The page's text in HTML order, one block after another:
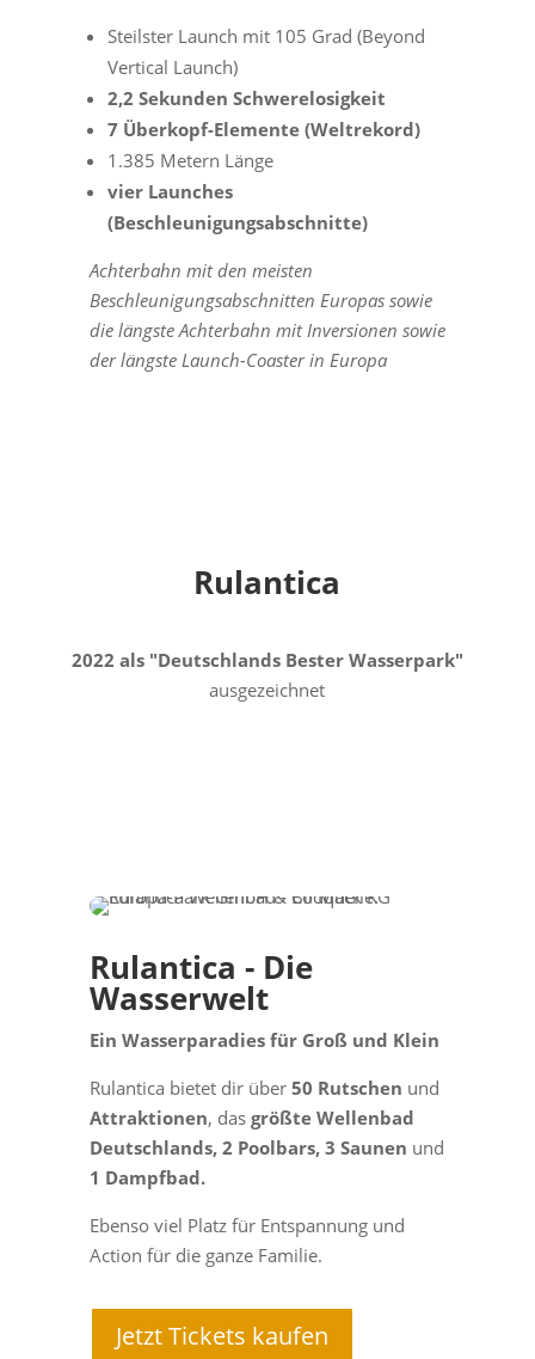
Steilster Launch mit 105 Grad (Beyond
Vertical Launch)
2,2 Sekunden Schwerelosigkeit
7 Überkopf-Elemente (Weltrekord)
1.385 Metern Länge
vier Launches
(Beschleunigungsabschnitte)
Achterbahn mit den meisten
Beschleunigungsabschnitten Europas sowie
die längste Achterbahn mit Inversionen sowie
der längste Launch-Coaster in Europa
Rulantica
2022 als "Deutschlands Bester Wasserpark"
ausgezeichnet
Rulantica - Die
Wasserwelt
Ein Wasserparadies für Groß und Klein
Rulantica bietet dir über 50 Rutschen und
Attraktionen, das größte Wellenbad
Deutschlands, 2 Poolbars, 3 Saunen und
1 Dampfbad.
Ebenso viel Platz für Entspannung und
Action für die ganze Familie.
Jetzt Tickets kaufen